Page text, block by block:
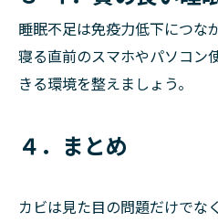
睡眠不足は免疫力低下につな
寝る直前のスマホやパソコン
きる環境を整えましょう。
４．まとめ
カビは見た目の問題だけでな